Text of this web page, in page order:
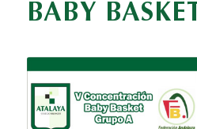
BABY BASKET